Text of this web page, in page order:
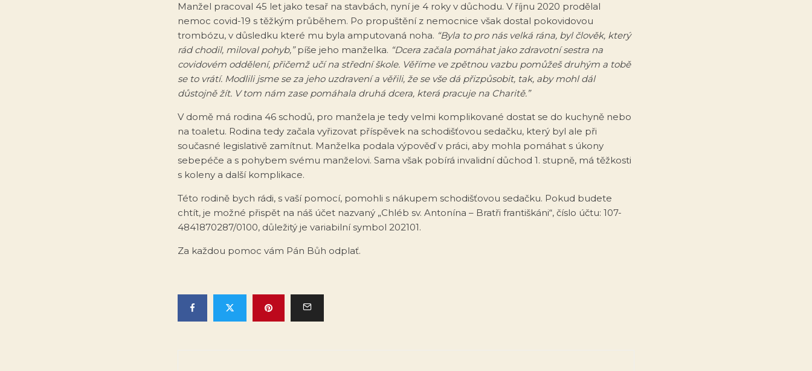
Manžel pracoval 45 let jako tesař na stavbách, nyní je 4 roky v důchodu. V říjnu 2020 prodělal
nemoc covid-19 s těžkým průběhem. Po propuštění z nemocnice však dostal pokovidovou
trombózu, v důsledku které mu byla amputovaná noha. “Byla to pro nás velká rána, byl člověk, který
rád chodil, miloval pohyb,”píše jeho manželka. “Dcera začala pomáhat jako zdravotní sestra na
covidovém oddělení, přičemž učí na střední škole. Věříme ve zpětnou vazbu pomůžeš druhým a tobě
se to vrátí. Modlili jsme se za jeho uzdravení a věřili, že se vše dá přizpůsobit, tak, aby mohl dál
důstojně žít. V tom nám zase pomáhala druhá dcera, která pracuje na Charitě.”
V domě má rodina 46 schodů, pro manžela je tedy velmi komplikované dostat se do kuchyně nebo
na toaletu. Rodina tedy začala vyřizovat příspěvek na schodišťovou sedačku, který byl ale při
současné legislativě zamítnut. Manželka podala výpověď v práci, aby mohla pomáhat s úkony
sebepéče a s pohybem svému manželovi. Sama však pobírá invalidní důchod 1. stupně, má těžkosti
s koleny a další komplikace.
Této rodině bych rádi, s vaší pomocí, pomohli s nákupem schodišťovou sedačku. Pokud budete
chtít, je možné přispět na náš účet nazvaný „Chléb sv. Antonína – Bratři františkáni“, číslo účtu: 107-
4841870287/0100, důležitý je variabilní symbol 202101.
Za každou pomoc vám Pán Bůh odplať.